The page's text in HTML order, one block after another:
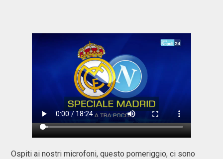
Ospiti ai nostri microfoni, questo pomeriggio, ci sono